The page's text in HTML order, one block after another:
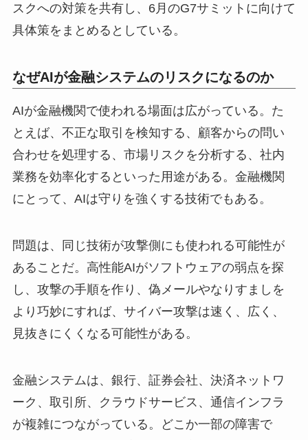
スクへの対策を共有し、6月のG7サミットに向けて
具体策をまとめるとしている。
なぜAIが金融システムのリスクになるのか
AIが金融機関で使われる場面は広がっている。た
とえば、不正な取引を検知する、顧客からの問い
合わせを処理する、市場リスクを分析する、社内
業務を効率化するといった用途がある。金融機関
にとって、AIは守りを強くする技術でもある。
問題は、同じ技術が攻撃側にも使われる可能性が
あることだ。高性能AIがソフトウェアの弱点を探
し、攻撃の手順を作り、偽メールやなりすましを
より巧妙にすれば、サイバー攻撃は速く、広く、
見抜きにくくなる可能性がある。
金融システムは、銀行、証券会社、決済ネットワ
ーク、取引所、クラウドサービス、通信インフラ
が複雑につながっている。どこか一部の障害で